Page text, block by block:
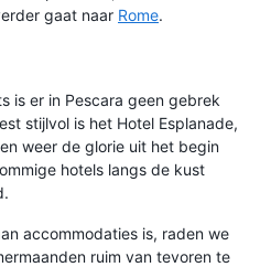
gaat naar Rome.
is er in Pescara geen gebrek
stijlvol is het Hotel Esplanade,
weer de glorie uit het begin
hotels langs de kust
accommodaties is, raden we
ruim van tevoren te